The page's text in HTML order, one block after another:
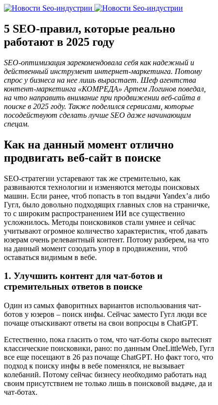
5 SEO-правил, которые реально
работают в 2025 году
SEO-оптимизация зарекомендовала себя как надежный и
действенный инструмент интернет-маркетинга. Потому
спрос у бизнеса на нее лишь вырастает. Шеф агентства
контент-маркетинга «КОМРЕДА» Артем Логинов поведал,
на что направить внимание при продвижении веб-сайта в
поиске в 2025 году. Также поделился сервисами, которые
посодействуют сделать лучше SEO даже начинающим
спецам.
Как на данный момент отлично
продвигать веб-сайт в поиске
SEO-стратегии устаревают так же стремительно, как
развиваются технологии и изменяются методы поисковых
машин. Если ранее, чтоб попасть в топ выдачи Yandex’а либо
Гугл, было довольно подходящих главных слов на страничке,
то с широким распространением ИИ все существенно
усложнилось. Методы поисковиков стали умнее и сейчас
учитывают огромное количество характеристик, чтоб давать
юзерам очень релевантный контент. Потому разберем, на что
на данный момент созодать упор в продвижении, чтоб
оставаться видимым в вебе.
1. Улучшить контент для чат-ботов и
стремительных ответов в поиске
Один из самых фаворитных вариантов использования чат-
ботов у юзеров – поиск инфы. Сейчас заместо Гугл люди все
почаще отыскивают ответы на свои вопросцы в ChatGPT.
Естественно, пока гласить о том, что чат-боты скоро вытеснят
классические поисковики, рано: по данным OneLittleWeb, Гугл
все еще посещают в 26 раз почаще ChatGPT. Но факт того, что
подход к поиску инфы в вебе поменялся, не вызывает
колебаний. Потому сейчас бизнесу необходимо работать над
своим присутствием не только лишь в поисковой выдаче, да и
чат-ботах.